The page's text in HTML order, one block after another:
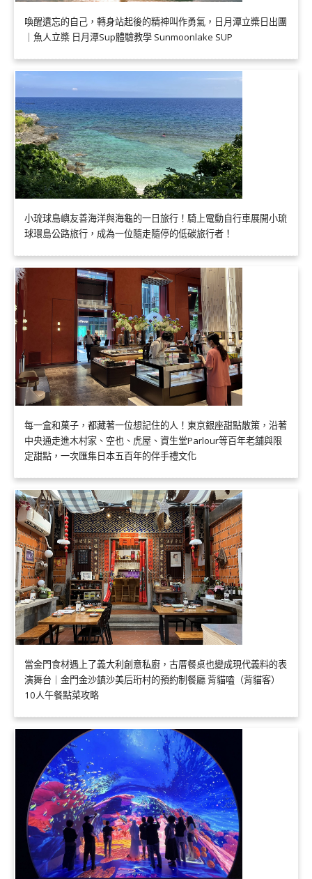
喚醒遺忘的自己，轉身站起後的精神叫作勇氣，日月潭立槳日出團
｜魚人立槳 日月潭Sup體驗教學 Sunmoonlake SUP
小琉球島嶼友善海洋與海龜的一日旅行！騎上電動自行車展開小琉
球環島公路旅行，成為一位隨走隨停的低碳旅行者！
每一盒和菓子，都藏著一位想記住的人！東京銀座甜點散策，沿著
中央通走進木村家、空也、虎屋、資生堂Parlour等百年老舖與限
定甜點，一次匯集日本五百年的伴手禮文化
當金門食材遇上了義大利創意私廚，古厝餐桌也變成現代義料的表
演舞台｜金門金沙鎮沙美后珩村的預約制餐廳 背貓嗑（背貓客）
10人午餐點菜攻略